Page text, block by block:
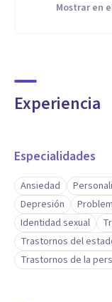
Mostrar en
Experiencia
Especialidades
Ansiedad
Depresión
Identidad sexual
Trastornos del
Trastornos de la